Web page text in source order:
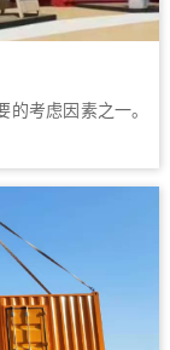
考虑因素之一。